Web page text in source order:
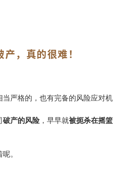
，真的很难！
严格的，也有完备的风险应对机
破产的风险，早早就被扼杀在摇篮
呢。